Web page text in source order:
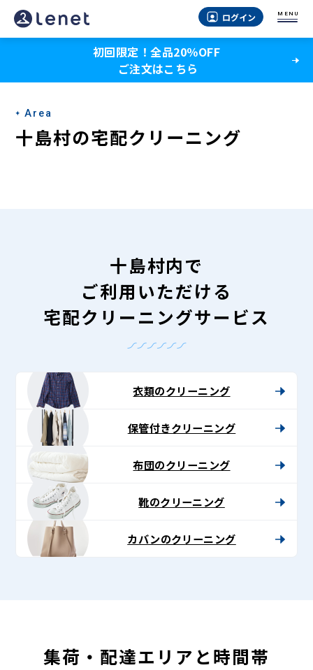
十
島
の
宅
配
ト〉
ログイン MENU
初回限定！全品20％OFF
ご注文はこちら
Area
十島村の宅配クリーニング
十島村内で
ご利用いただける
宅配クリーニングサービス
衣類のクリーニング
保管付きクリーニング
布団のクリーニング
靴のクリーニング
カバンのクリーニング
集荷・配達エリアと時間帯